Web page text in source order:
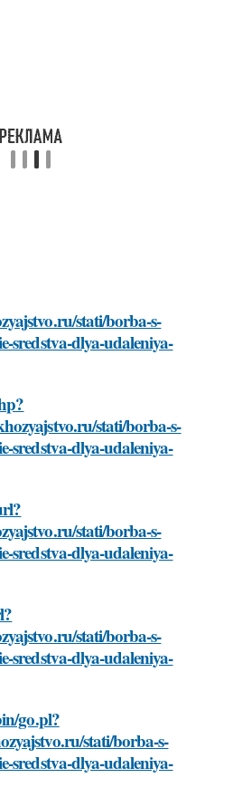
stati/borba-s-
sredstva-dlya-udaleniya-
stati/borba-s-
sredstva-dlya-udaleniya-
stati/borba-s-
sredstva-dlya-udaleniya-
stati/borba-s-
sredstva-dlya-udaleniya-
go.pl?
stati/borba-s-
sredstva-dlya-udaleniya-